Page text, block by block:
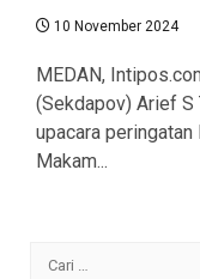
10 November 2024
MEDAN,
(Sekdapov) Arief S
upacara peringatan
Makam...
Cari